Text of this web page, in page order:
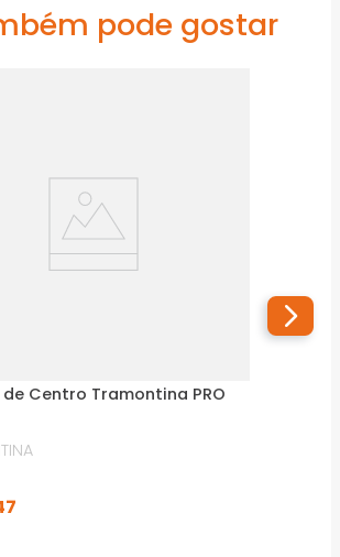
pode gostar
Centro Tramontina PRO